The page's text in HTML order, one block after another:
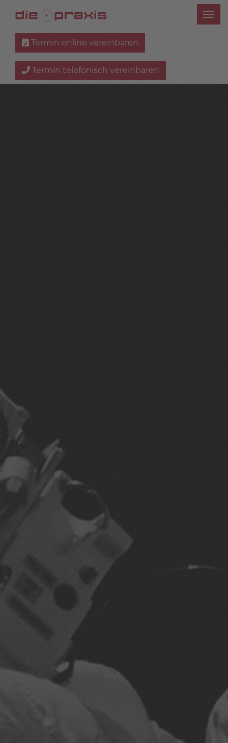
Termin online vereinbaren
Termin telefonisch vereinbaren